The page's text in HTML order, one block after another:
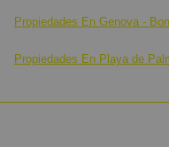
Propiedades En Genova -
Propiedades En Playa de